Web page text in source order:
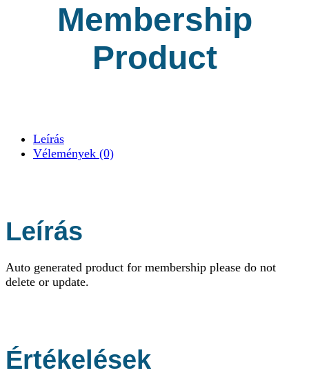
Membership
Product
Leírás
Vélemények (0)
Leírás
Auto generated product for membership please do not
delete or update.
Értékelések